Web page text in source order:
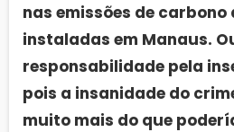
nas emissões de
instaladas em Manaus.
responsabilidade pela
pois a insanidade do
muito mais do que